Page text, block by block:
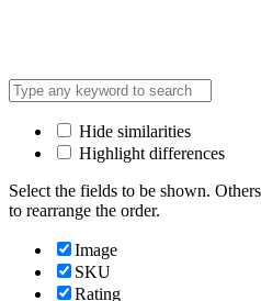
Hide similarities
Highlight differences
Select the fields to be shown.
to rearrange the order.
Image
SKU
Rating